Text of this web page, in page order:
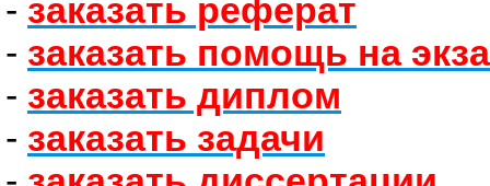
- заказать реферат
- заказать помощь на
- заказать диплом
- заказать задачи